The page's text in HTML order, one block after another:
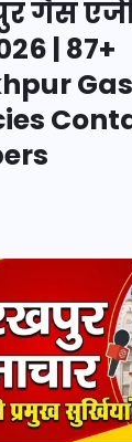
गैस
| 87+
Gas